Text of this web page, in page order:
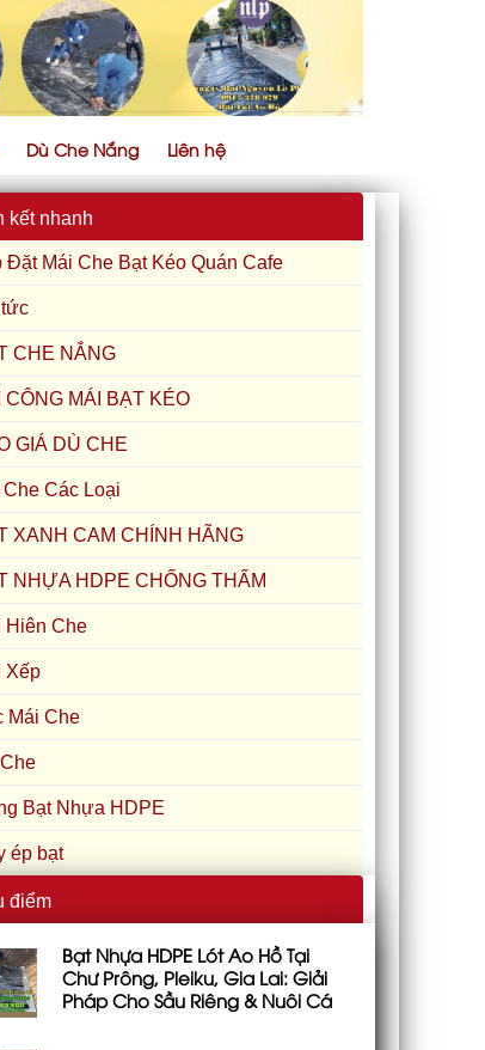
Dù Che Nắng Liên hệ
kết nhanh
Đặt Mái Che Bạt Kéo Quán Cafe
CHE NẮNG
CÔNG MÁI BẠT KÉO
GIÁ DÙ CHE
Che Các Loại
XANH CAM CHÍNH HÃNG
NHỰA HDPE CHỐNG THẤM
Hiên Che
Xếp
Mái Che
Bạt Nhựa HDPE
ép bạt
điểm
Bạt Nhựa HDPE Lót Ao Hồ Tại
Chư Prông, Pleiku, Gia Lai: Giải
Pháp Cho Sầu Riêng & Nuôi Cá